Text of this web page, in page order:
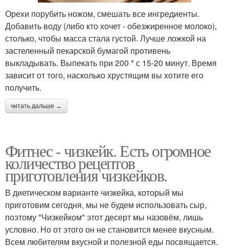
Орехи порубить ножом, смешать все ингредиенты.
Добавить воду (либо кто хочет - обезжиренное молоко),
столько, чтобы масса стала густой. Лучше ложкой на
застеленный пекарской бумагой противень
выкладывать. Выпекать при 200 * с 15-20 минут. Время
зависит от того, насколько хрустящим вы хотите его
получить.
читать дальше →
Фитнес - чизкейк. Есть огромное
количество рецептов
приготовления чизкейков.
В диетическом варианте чизкейка, который мы
приготовим сегодня, мы не будем использовать сыр,
поэтому "Чизкейком" этот десерт мы назовём, лишь
условно. Но от этого он не становится менее вкусным.
Всем любителям вкусной и полезной еды посвящается.